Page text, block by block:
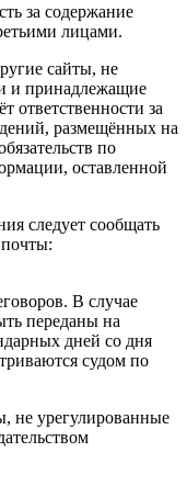
за содержание
лицами.
сайты, не
и принадлежащие
ответственности за
размещённых на
по
оставленной
следует сообщать
В случае
переданы на
дней со дня
судом по
не урегулированные